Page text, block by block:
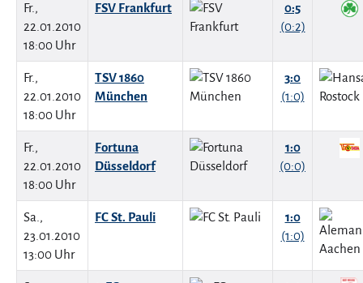
Fr.,
22.01.2010
18:00 Uhr
FSV Frankfurt
0:5
(0:2)
Fr.,
22.01.2010
18:00 Uhr
TSV 1860
München
3:0
(1:0)
Fr.,
22.01.2010
18:00 Uhr
Fortuna
Düsseldorf
1:0
(0:0)
Sa.,
23.01.2010
13:00 Uhr
FC St. Pauli
1:0
(1:0)